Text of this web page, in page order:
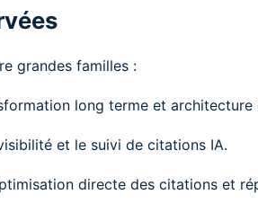
grandes familles :
long terme et architecture
et le suivi de citations IA.
directe des citations et